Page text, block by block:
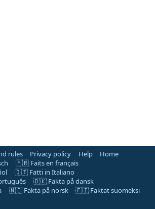
rules Privacy policy Help
Home
🇫🇷 Faits en français
🇮🇹 Fatti in Italiano
🇩🇰 Fakta på dansk
🇳🇴 Fakta på norsk
🇫🇮 Faktat suomeksi